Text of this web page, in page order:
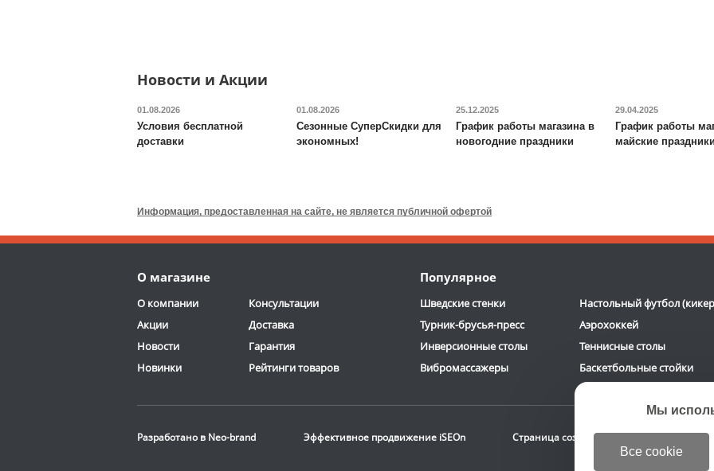
дня
Доставка:
ОТЗЫВОВ: 13
DFCING72G
Новости и Акции
01.08.2026
Условия бесплатной
доставки
01.08.2026
Сезонные СуперСкидки для
экономных!
25.12.2025
График работы магазина в
новогодние праздники
29.04.2025
График работы
майские
Информация, предоставленная на сайте, не является публичной офертой
О магазине Популярное
О компании
Акции
Новости
Новинки
Консультации
Доставка
Гарантия
Рейтинги товаров
Шведские стенки
Турник-брусья-пресс
Инверсионные столы
Вибромассажеры
Настольный футбол
Аэрохоккей
Теннисные столы
Баскетбольные стойки
Разработано в Neo-brand Эффективное продвижение iSEOn Страница создана за 0.224 с | БД 0.166 с
Мы
Все cookie